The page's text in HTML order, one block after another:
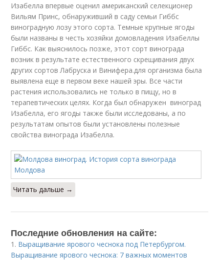
Изабелла впервые оценил американский селекционер
Вильям Принс, обнаруживший в саду семьи Гиббс
виноградную лозу этого сорта. Темные крупные ягоды
были названы в честь хозяйки домовладения Изабеллы
Гиббс. Как выяснилось позже, этот сорт винограда
возник в результате естественного скрещивания двух
других сортов Лабруска и Винифера.для организма была
выявлена еще в первом веке нашей эры. Все части
растения использовались не только в пищу, но в
терапевтических целях. Когда был обнаружен виноград
Изабелла, его ягоды также были исследованы, а по
результатам опытов были установлены полезные
свойства винограда Изабелла.
Читать дальше →
Последние обновления на сайте:
1. Выращивание ярового чеснока под Петербургом.
Выращивание ярового чеснока: 7 важных моментов